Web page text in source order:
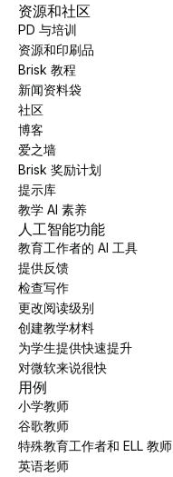
资源和社区
PD 与培训
资源和印刷品
Brisk 教程
新闻资料袋
社区
博客
爱之墙
Brisk 奖励计划
提示库
教学 AI 素养
人工智能功能
教育工作者的 AI 工具
提供反馈
检查写作
更改阅读级别
创建教学材料
为学生提供快速提升
对微软来说很快
用例
小学教师
谷歌教师
特殊教育工作者和 ELL 教师
英语老师